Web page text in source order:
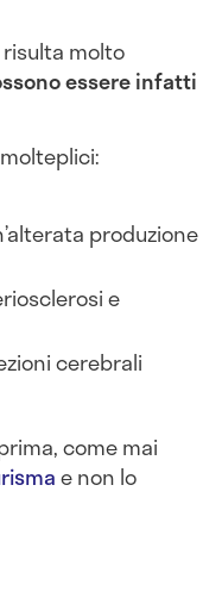
molto
essere infatti
produzione
e
cerebrali
come mai
e non lo